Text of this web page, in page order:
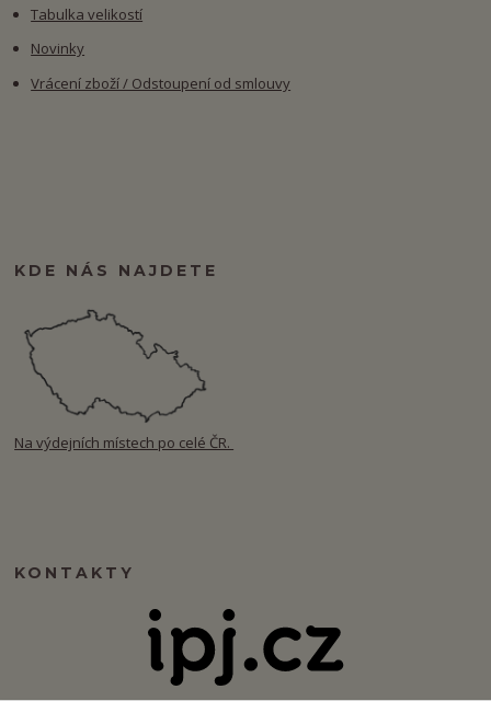
Tabulka velikostí
Novinky
Vrácení zboží / Odstoupení od smlouvy
KDE NÁS NAJDETE
Na výdejních místech po celé ČR.
KONTAKTY